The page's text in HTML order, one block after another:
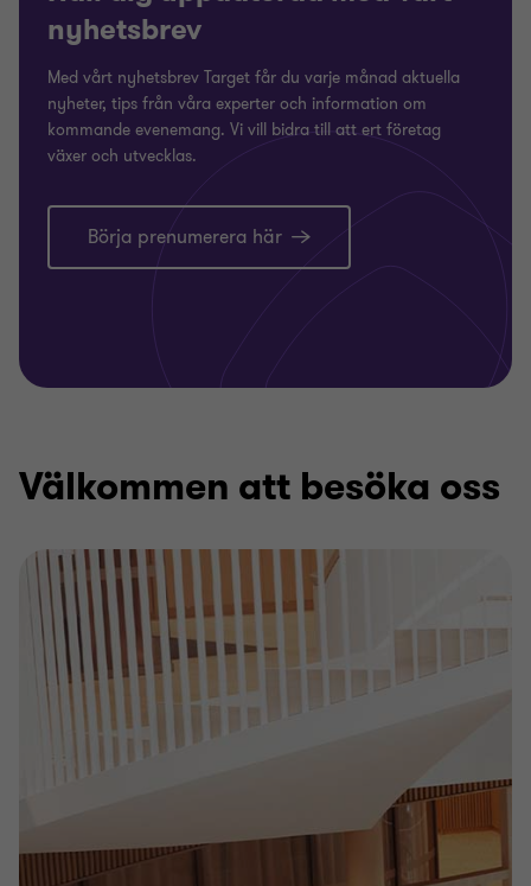
nyhetsbrev
Med vårt nyhetsbrev Target får du varje månad aktuella
nyheter, tips från våra experter och information om
kommande evenemang. Vi vill bidra till att ert företag
växer och utvecklas.
Börja prenumerera här
Välkommen att besöka oss